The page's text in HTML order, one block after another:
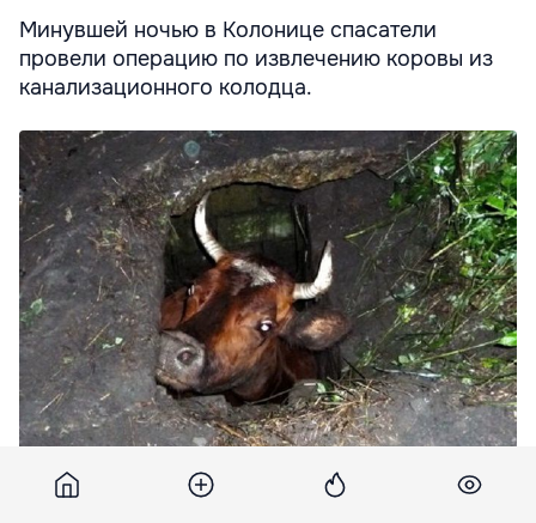
Минувшей ночью в Колонице спасатели
провели операцию по извлечению коровы из
канализационного колодца.
Хозяин животного заявил, что не знает, каким образом